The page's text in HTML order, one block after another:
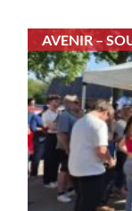
AVENIR –